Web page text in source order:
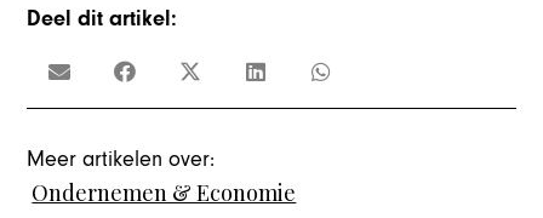
Deel dit artikel:
Meer artikelen over:
Ondernemen & Economie